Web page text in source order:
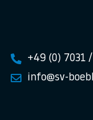
+49 (0) 7031
info@sv-